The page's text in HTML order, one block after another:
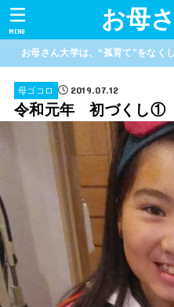
お母
MENU
お母さん大学は、“孤育て”をなく
母ゴコロ 2019.07.12
令和元年 初づくし①